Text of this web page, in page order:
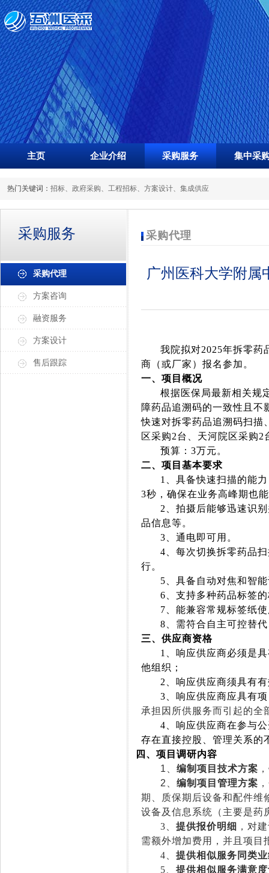
主页 企业介绍 采购服务 集中采
热门关键词： 招标、 政府采购、 工程招标、 方案设计、 集成供应
采购服务
采购代理
方案咨询
融资服务
方案设计
售后跟踪
采购代理
广州医科大学附属
我院拟对2025年拆零药
商（或厂家） 报名参加。
一、项目概况
根据医保局最新相关规
障药品追溯码的一致性且不
快速对拆零药品追溯码扫描
区采购2台、天河院区采购2
预算： 3万元。
二、项目基本要求
1
、具备快速扫描的能
3秒，确保在业务高峰期也
2
、拍摄后能够迅速识
品信息等。
3 、通电即可用。
4 、每次切换拆零药品
行。
5 、具备自动对焦和智
6 、支持多种药品标签
7 、能兼容常规标签纸
8 、需符合自主可控替
三、供应商资格
1
、响应供应商必须是
他组织；
2
、响应供应商须具有
3 、响应供应商应具有
承担因所供服务而引起的全
4 、响应供应商在参与
存在直接控股、管理关系的
四、项目调研内容
1
编制项目技术方案
2
编制 项目管理方案
期、质保期后设备和配件维
设备及 信息系统（ 主要是药
3
提供报价明细 ，对
需额外增加费用 ，并且 项目
4
提供相似服务同类
5
提供相似服务满意